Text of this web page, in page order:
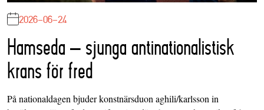
2026-06-24
Hamseda – sjunga antinationalistisk
krans för fred
På nationaldagen bjuder konstnärsduon aghili/karlsson in